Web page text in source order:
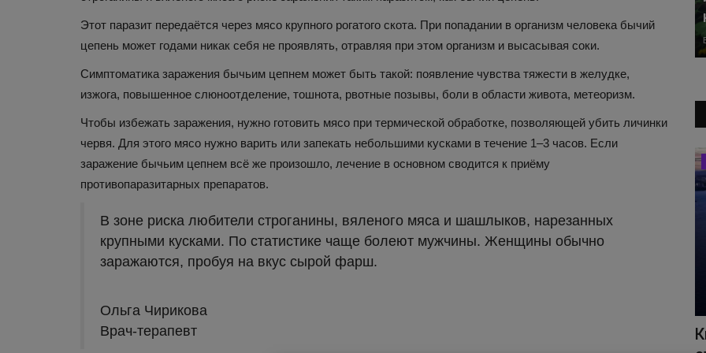
Этот паразит передаётся через мясо крупного рогатого скота. При попадании в организм человека бычий
цепень может годами никак себя не проявлять, отравляя при этом организм и высасывая соки.
Симптоматика заражения бычьим цепнем может быть такой: появление чувства тяжести в желудке,
изжога, повышенное слюноотделение, тошнота, рвотные позывы, боли в области живота, метеоризм.
Чтобы избежать заражения, нужно готовить мясо при термической обработке, позволяющей убить личинки
червя. Для этого мясо нужно варить или запекать небольшими кусками в течение 1–3 часов. Если
заражение бычьим цепнем всё же произошло, лечение в основном сводится к приёму
противопаразитарных препаратов.
В зоне риска любители строганины, вяленого мяса и шашлыков, нарезанных
крупными кусками. По статистике чаще болеют мужчины. Женщины обычно
заражаются, пробуя на вкус сырой фарш.
Ольга Чирикова
Врач-терапевт
Лайфхаки
7 советов по постановке целей:
Автоновости